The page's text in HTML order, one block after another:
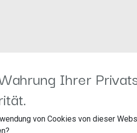
SYSTEM HIGH-Performance
mm 4-fach OFC Cinchkabel
mit massiven, kleinen
Ihrer
von Cookies von dieser